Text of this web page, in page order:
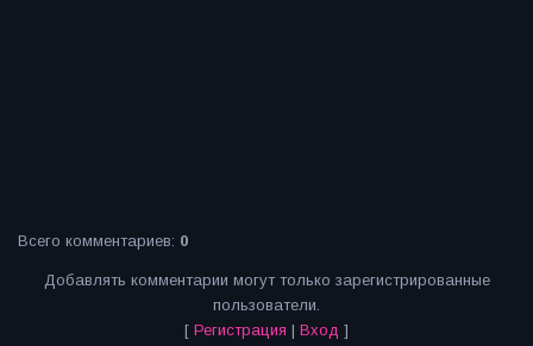
Всего комментариев: 0
Добавлять комментарии могут только зарегистрированные
пользователи.
[ Регистрация | Вход ]